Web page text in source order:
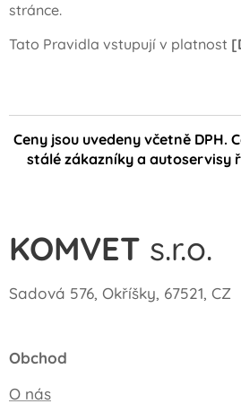
stránce.
Tato Pravidla vstupují v platnost
Ceny jsou uvedeny včetně DPH.
stálé zákazníky a autoservisy
KOMVET s.r.o.
Sadová 576, Okříšky, 67521, CZ
Obchod
O nás